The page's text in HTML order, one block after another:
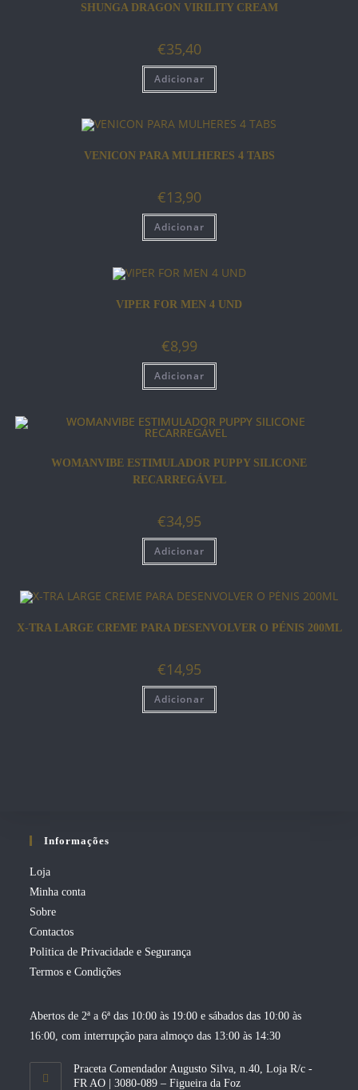
SHUNGA DRAGON VIRILITY CREAM
€35,40
Adicionar
VENICON PARA MULHERES 4 TABS
€13,90
Adicionar
VIPER FOR MEN 4 UND
€8,99
Adicionar
WOMANVIBE ESTIMULADOR PUPPY SILICONE
RECARREGÁVEL
€34,95
Adicionar
X-TRA LARGE CREME PARA DESENVOLVER O PÉNIS 200ML
€14,95
Adicionar
Informações
Loja
Minha conta
Sobre
Contactos
Politica de Privacidade e Segurança
Termos e Condições
Abertos de 2ª a 6ª das 10:00 às 19:00 e sábados das 10:00 às
16:00, com interrupção para almoço das 13:00 às 14:30
Praceta Comendador Augusto Silva, n.40, Loja R/c -
FR AO | 3080-089 – Figueira da Foz